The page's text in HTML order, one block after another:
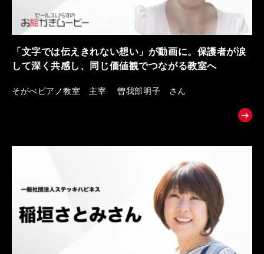
「文字では伝えきれない想い」が動画に。保護者が涙
して深く共感し、同じ価値観でつながる教室へ
そがべピアノ教室 主宰 曽我部明子 さん